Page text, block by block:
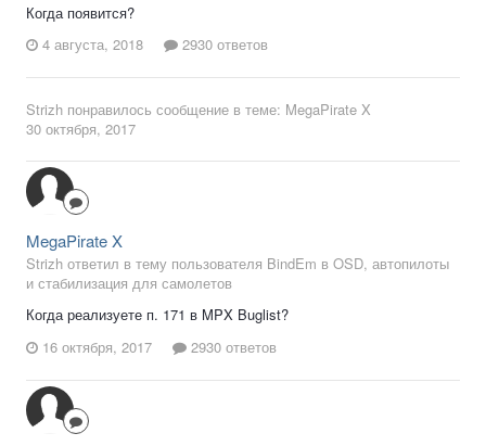
Когда появится?
4 августа, 2018
2930 ответов
Strizh понравилось сообщение в теме: MegaPirate X
30 октября, 2017
MegaPirate X
Strizh ответил в тему пользователя BindEm в OSD, автопилоты
и стабилизация для самолетов
Когда реализуете п. 171 в MPX Buglist?
16 октября, 2017
2930 ответов